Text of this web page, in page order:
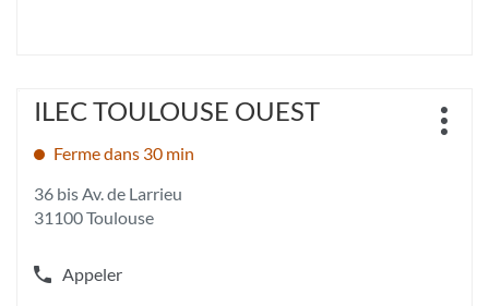
Appuyer
sur
touche
pour
obtenir
plus
amples
Point
vente
ILEC TOULOUSE OUEST
Ferme dans 30 min
36 bis Av. de Larrieu
31100 Toulouse
Appeler
Afficher
Plus